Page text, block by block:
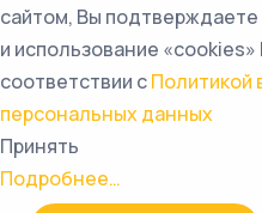
сайтом, Вы подтверждаете
и использование
соответствии сПолитикой
персональных данных
Принять
Подробнее…